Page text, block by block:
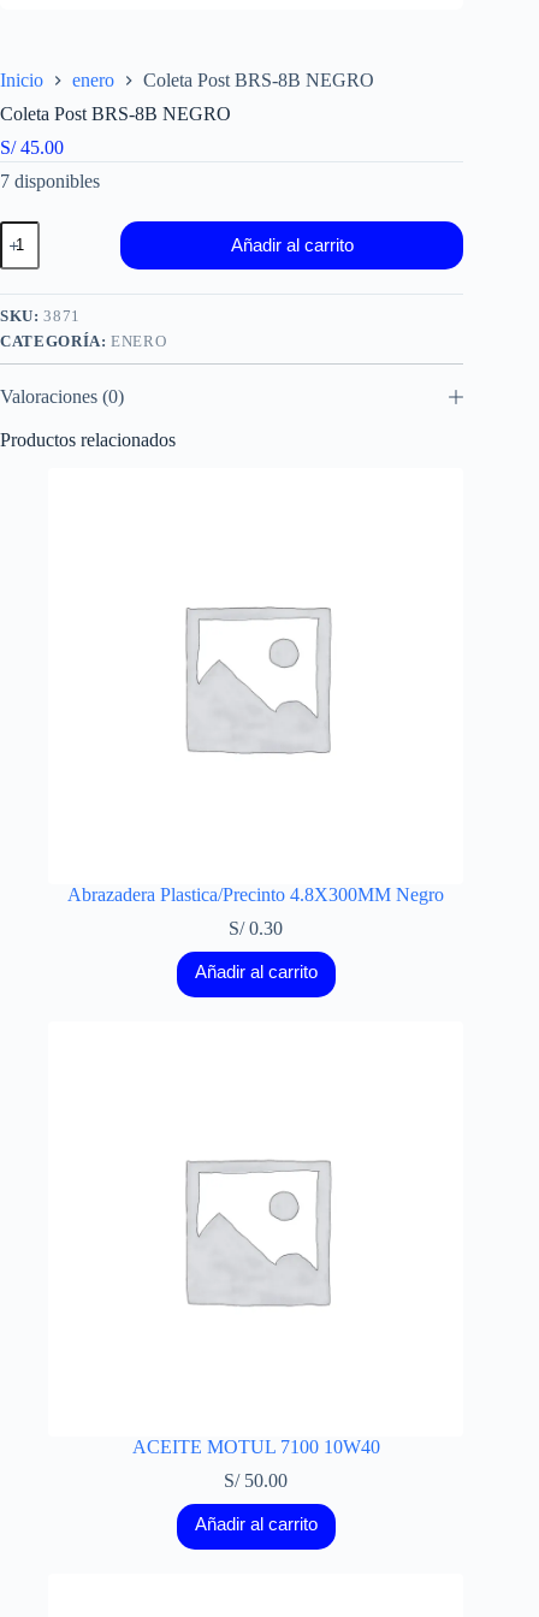
Inicio enero
Coleta Post BRS-8B NEGRO
Coleta Post BRS-8B NEGRO
S/45.00
7 disponibles
Coleta
Post
BRS-
8B
NEGRO
cantidad
Añadir al carrito
SKU:3871
CATEGORÍA:ENERO
Valoraciones (0)
Productos relacionados
Abrazadera Plastica/Precinto 4.8X300MM Negro
S/0.30
Añadir al carrito
ACEITE MOTUL 7100 10W40
S/50.00
Añadir al carrito